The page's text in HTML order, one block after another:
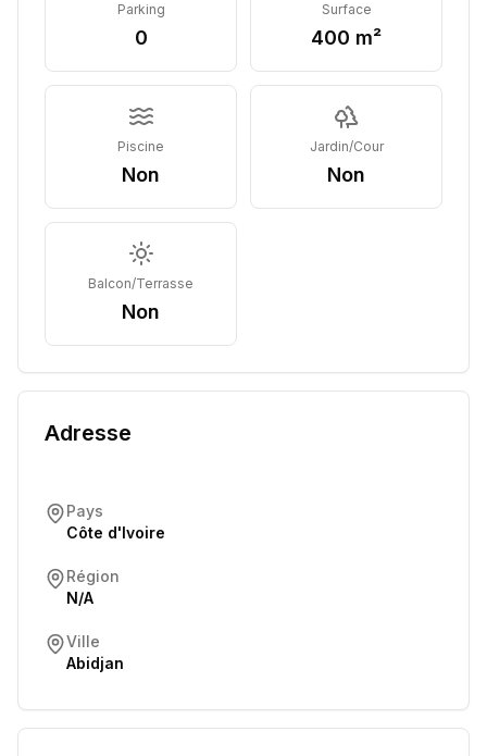
Parking
0
Surface
400 m²
Piscine
Non
Jardin/Cour
Non
Balcon/Terrasse
Non
Adresse
Pays
Côte d'Ivoire
Région
N/A
Ville
Abidjan